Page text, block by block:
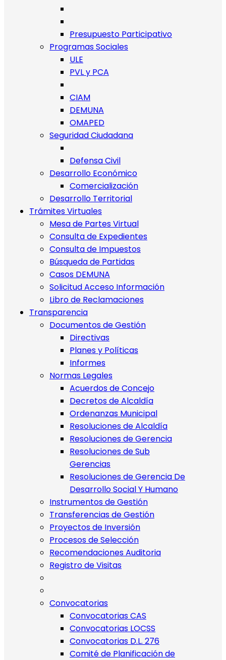
Presupuesto Participativo
Programas Sociales
ULE
PVL y PCA
CIAM
DEMUNA
OMAPED
Seguridad Ciudadana
Defensa Civil
Desarrollo Económico
Comercialización
Desarrollo Territorial
Trámites Virtuales
Mesa de Partes Virtual
Consulta de Expedientes
Consulta de Impuestos
Búsqueda de Partidas
Casos DEMUNA
Solicitud Acceso Información
Libro de Reclamaciones
Transparencia
Documentos de Gestión
Directivas
Planes y Políticas
Informes
Normas Legales
Acuerdos de Concejo
Decretos de Alcaldía
Ordenanzas Municipal
Resoluciones de Alcaldía
Resoluciones de Gerencia
Resoluciones de Sub
Gerencias
Resoluciones de Gerencia De
Desarrollo Social Y Humano
Instrumentos de Gestión
Transferencias de Gestión
Proyectos de Inversión
Procesos de Selección
Recomendaciones Auditoria
Registro de Visitas
Convocatorias
Convocatorias CAS
Convocatorias LOCSS
Convocatorias D.L. 276
Comité de Planificación de